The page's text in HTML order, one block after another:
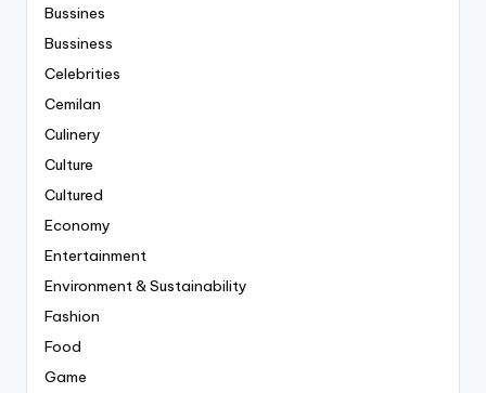
Bussines
Bussiness
Celebrities
Cemilan
Culinery
Culture
Cultured
Economy
Entertainment
Environment & Sustainability
Fashion
Food
Game